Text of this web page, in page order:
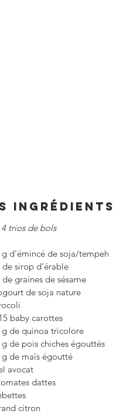
INGRÉDIENTS
trios de bols
g d’émincé de soja/tempeh
de sirop d’érable
de graines de sésame
de soja nature
baby carottes
g de quinoa tricolore
g de pois chiches égouttés
g de maïs égoutté
avocat
dattes
citron